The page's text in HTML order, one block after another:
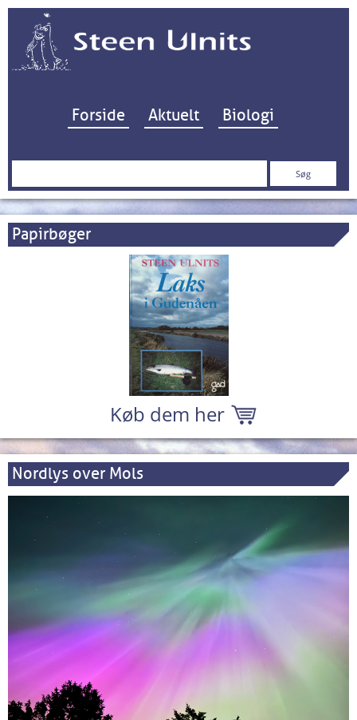
Hop til indhold
Forside Aktuelt Biologi
Søg
Papirbøger
Køb dem her
Nordlys over Mols